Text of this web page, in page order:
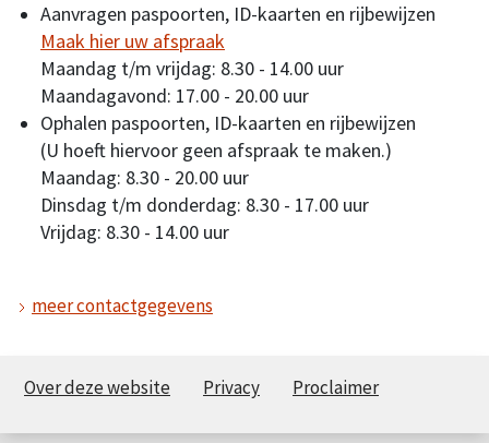
Aanvragen paspoorten, ID-kaarten en rijbewijzen
Maak hier uw afspraak
Maandag t/m vrijdag: 8.30 - 14.00 uur
Maandagavond: 17.00 - 20.00 uur
Ophalen paspoorten, ID-kaarten en rijbewijzen
(U hoeft hiervoor geen afspraak te maken.)
Maandag: 8.30 - 20.00 uur
Dinsdag t/m donderdag: 8.30 - 17.00 uur
Vrijdag: 8.30 - 14.00 uur
meer contactgegevens
Over deze website Privacy Proclaimer